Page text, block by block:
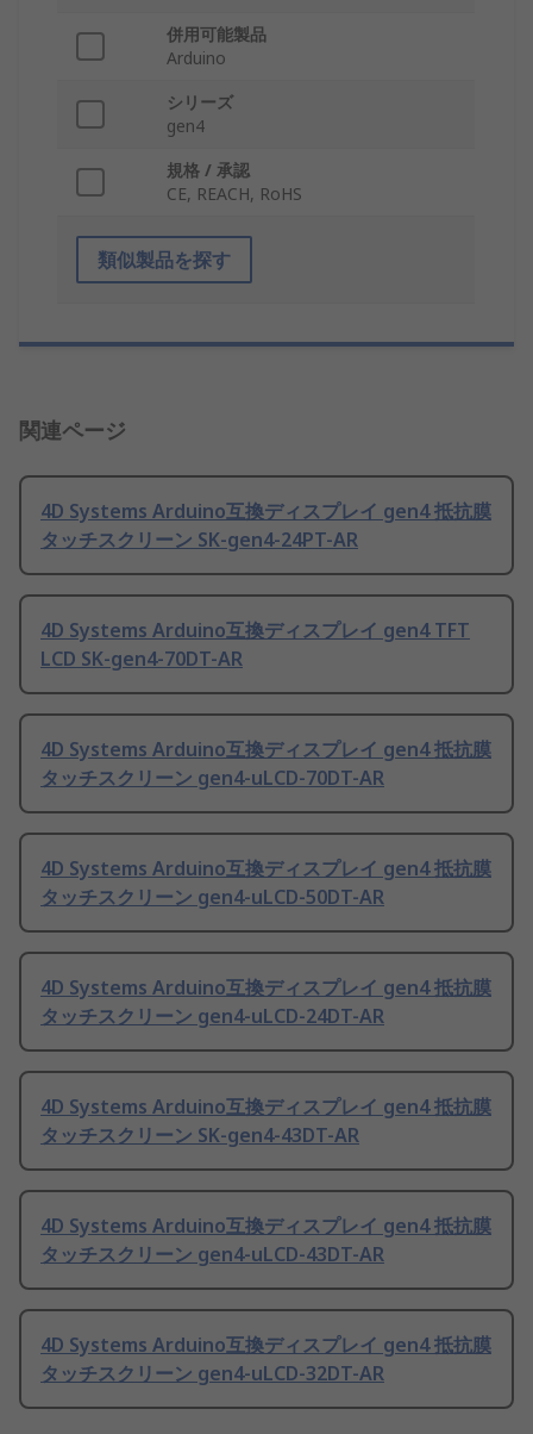
併用可能製品
Arduino
シリーズ
gen4
規格 / 承認
CE, REACH, RoHS
類似製品を探す
関連ページ
4D Systems Arduino互換ディスプレイ gen4 抵抗膜
タッチスクリーン SK-gen4-24PT-AR
4D Systems Arduino互換ディスプレイ gen4 TFT
LCD SK-gen4-70DT-AR
4D Systems Arduino互換ディスプレイ gen4 抵抗膜
タッチスクリーン gen4-uLCD-70DT-AR
4D Systems Arduino互換ディスプレイ gen4 抵抗膜
タッチスクリーン gen4-uLCD-50DT-AR
4D Systems Arduino互換ディスプレイ gen4 抵抗膜
タッチスクリーン gen4-uLCD-24DT-AR
4D Systems Arduino互換ディスプレイ gen4 抵抗膜
タッチスクリーン SK-gen4-43DT-AR
4D Systems Arduino互換ディスプレイ gen4 抵抗膜
タッチスクリーン gen4-uLCD-43DT-AR
4D Systems Arduino互換ディスプレイ gen4 抵抗膜
タッチスクリーン gen4-uLCD-32DT-AR